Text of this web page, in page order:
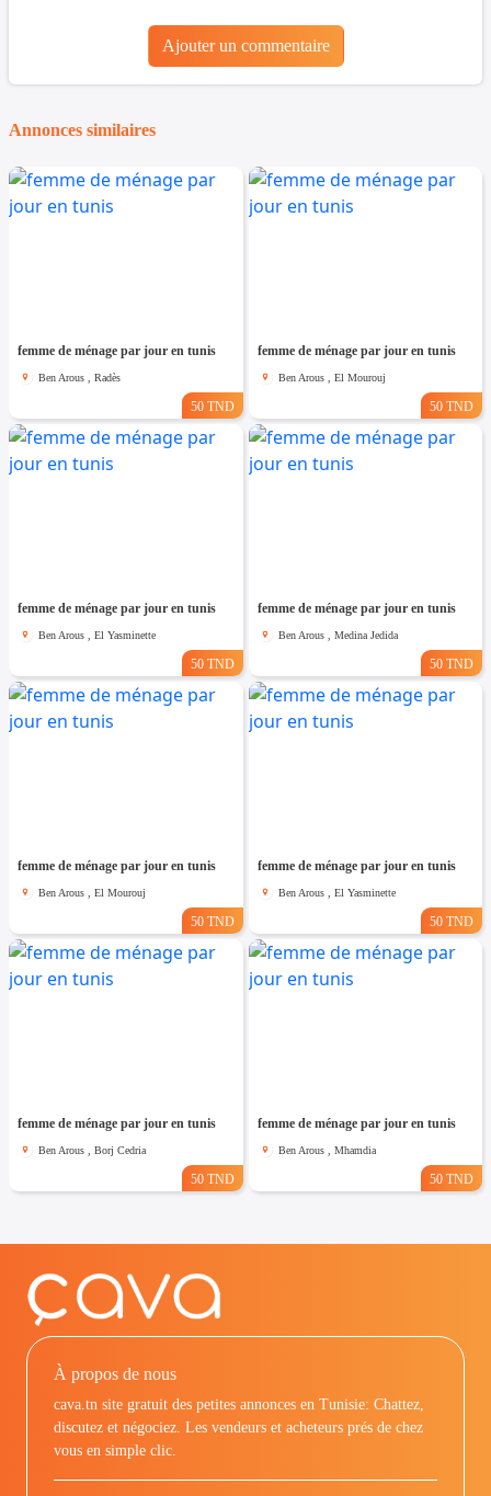
Ajouter un commentaire
Annonces similaires
femme de ménage par jour en tunis
Ben Arous , Radès
50 TND
femme de ménage par jour en tunis
Ben Arous , El Mourouj
50 TND
femme de ménage par jour en tunis
Ben Arous , El Yasminette
50 TND
femme de ménage par jour en tunis
Ben Arous , Medina Jedida
50 TND
femme de ménage par jour en tunis
Ben Arous , El Mourouj
50 TND
femme de ménage par jour en tunis
Ben Arous , El Yasminette
50 TND
femme de ménage par jour en tunis
Ben Arous , Borj Cedria
50 TND
femme de ménage par jour en tunis
Ben Arous , Mhamdia
50 TND
À propos de nous
cava.tn site gratuit des petites annonces en Tunisie: Chattez,
discutez et négociez. Les vendeurs et acheteurs prés de chez
vous en simple clic.